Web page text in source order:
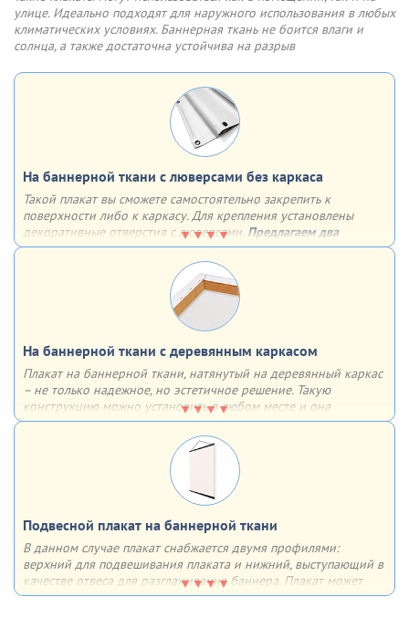
двусторонний скотч
обычные отверстия
отверстия, укрепленные люверсами
улице. Идеально подходят для наружного использования в любых
климатических условиях. Баннерная ткань не боится влаги и
солнца, а также достаточна устойчива на разрыв
На баннерной ткани с люверсами без каркаса
Такой плакат вы сможете самостоятельно закрепить к
поверхности либо к каркасу. Для крепления установлены
декоративные отверстия с люверсами. Предлагаем два
варианта установки люверсов:
с определенным шагом по всему периметру
На баннерной ткани c деревянным каркасом
Плакат на баннерной ткани, натянутый на деревянный каркас
– не только надежное, но эстетичное решение. Такую
конструкцию можно установить в любом месте и она
однозначно привлечет к себе внимание за счет необычного
Подвесной плакат на баннерной ткани
В данном случае плакат снабжается двумя профилями:
верхний для подвешивания плаката и нижний, выступающий в
качестве отвеса для разглаживания баннера. Плакат может
быть как односторонним, так и двусторонним. Плюсы – любой